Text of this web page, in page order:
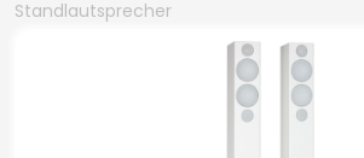
Standlautsprecher